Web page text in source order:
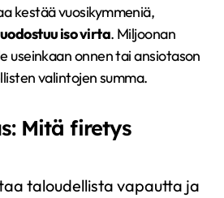
kestää vuosikymmeniä,
iso virta. Miljoonan
useinkaan onnen tai ansiotason
valintojen summa.
Mitä firetys
taloudellista vapautta ja